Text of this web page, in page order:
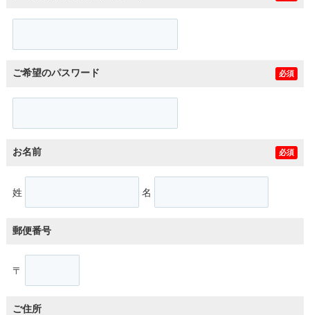
ご希望のパスワード 必須
お名前 必須
姓 名
郵便番号
〒
ご住所